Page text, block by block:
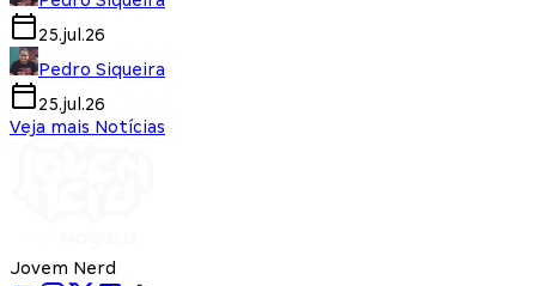
25.jul.26
Pedro Siqueira
25.jul.26
Veja mais Notícias
Jovem Nerd